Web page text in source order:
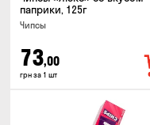
паприки, 125г
Чипсы
73,00
грн за 1 шт